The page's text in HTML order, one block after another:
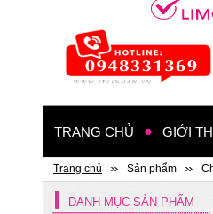
TRANG CHỦ GIỚI
Trang chủ Sản phẩm
DANH MỤC SẢN PHẨM
Tracomeco